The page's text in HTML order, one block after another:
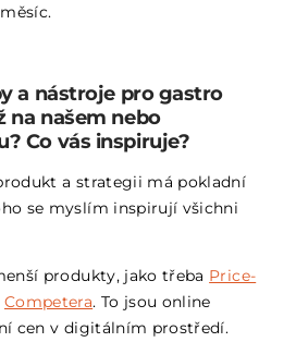
a nástroje pro gastro
na našem nebo
Co vás inspiruje?
a strategii má pokladní
se myslím inspirují všichni
produkty, jako třeba Price-
Competera. To jsou online
cen v digitálním prostředí.